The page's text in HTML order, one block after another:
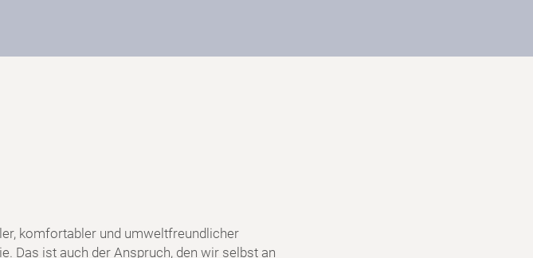
komfortabler und umweltfreundlicher
Das ist auch der Anspruch, den wir selbst an